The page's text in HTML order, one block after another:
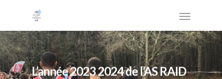
L’année 2023 2024 de l’AS RAID